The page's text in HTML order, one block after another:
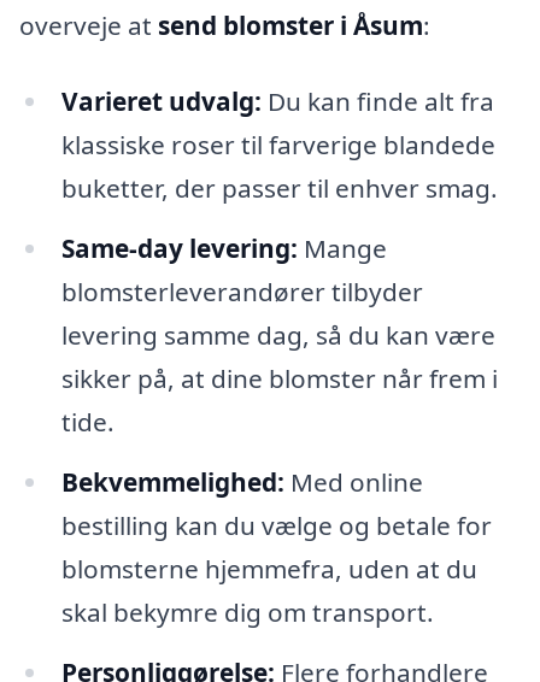
overveje at send blomster i Åsum:
Varieret udvalg: Du kan finde alt fra
klassiske roser til farverige blandede
buketter, der passer til enhver smag.
Same-day levering: Mange
blomsterleverandører tilbyder
levering samme dag, så du kan være
sikker på, at dine blomster når frem i
tide.
Bekvemmelighed: Med online
bestilling kan du vælge og betale for
blomsterne hjemmefra, uden at du
skal bekymre dig om transport.
Personliggørelse: Flere forhandlere